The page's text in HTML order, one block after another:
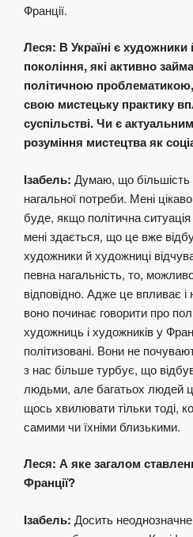
Франції.
Леся: В Україні є
покоління, які активно
політичною
свою мистецьку практику
суспільстві. Чи є
розуміння мистецтва як
Ізабель: Думаю, що
нагальної потреби. Мені
буде, якщо політична
мені здається, що це вже
художники й художниці
певна нагальність, то,
відповідно. Адже це впливає
воно починає говорити про
художниць і художників у
політизовані. Вони не
з нас більше турбує, що
людьми, але багатьох людей
щось хвилювати тільки тоді,
самими чи їхніми близькими.
Леся: А яке загалом
Франції?
Ізабель: Досить